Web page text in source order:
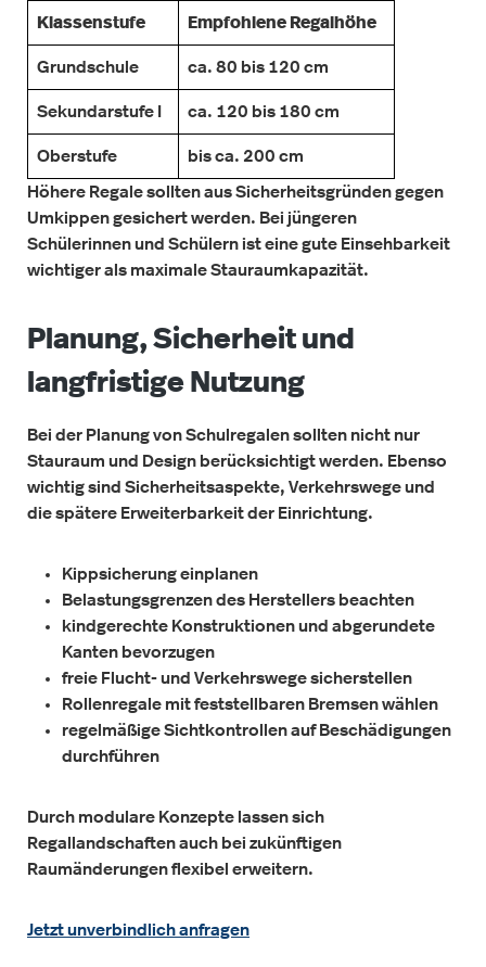
Klassenstufe Empfohlene Regalhöhe
Grundschule ca. 80 bis 120 cm
Sekundarstufe I ca. 120 bis 180 cm
Oberstufe bis ca. 200 cm
Höhere Regale sollten aus Sicherheitsgründen gegen
Umkippen gesichert werden. Bei jüngeren
Schülerinnen und Schülern ist eine gute Einsehbarkeit
wichtiger als maximale Stauraumkapazität.
Planung, Sicherheit und
langfristige Nutzung
Bei der Planung von Schulregalen sollten nicht nur
Stauraum und Design berücksichtigt werden. Ebenso
wichtig sind Sicherheitsaspekte, Verkehrswege und
die spätere Erweiterbarkeit der Einrichtung.
Kippsicherung einplanen
Belastungsgrenzen des Herstellers beachten
kindgerechte Konstruktionen und abgerundete
Kanten bevorzugen
freie Flucht- und Verkehrswege sicherstellen
Rollenregale mit feststellbaren Bremsen wählen
regelmäßige Sichtkontrollen auf Beschädigungen
durchführen
Durch modulare Konzepte lassen sich
Regallandschaften auch bei zukünftigen
Raumänderungen flexibel erweitern.
Jetzt unverbindlich anfragen